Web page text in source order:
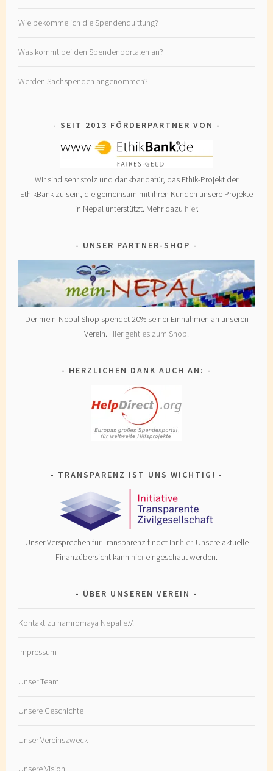
Wie bekomme ich die Spendenquittung?
Was kommt bei den Spendenportalen an?
Werden Sachspenden angenommen?
SEIT 2013 FÖRDERPARTNER VON
Wir sind sehr stolz und dankbar dafür, das Ethik-Projekt der
EthikBank zu sein, die gemeinsam mit ihren Kunden unsere Projekte
in Nepal unterstützt. Mehr dazu hier.
UNSER PARTNER-SHOP
Der mein-Nepal Shop spendet 20% seiner Einnahmen an unseren
Verein. Hier geht es zum Shop.
HERZLICHEN DANK AUCH AN:
TRANSPARENZ IST UNS WICHTIG!
Unser Versprechen für Transparenz findet Ihrhier. Unsere aktuelle
Finanzübersicht kann hiereingeschaut werden.
ÜBER UNSEREN VEREIN
Kontakt zu hamromaya Nepal e.V.
Impressum
Unser Team
Unsere Geschichte
Unser Vereinszweck